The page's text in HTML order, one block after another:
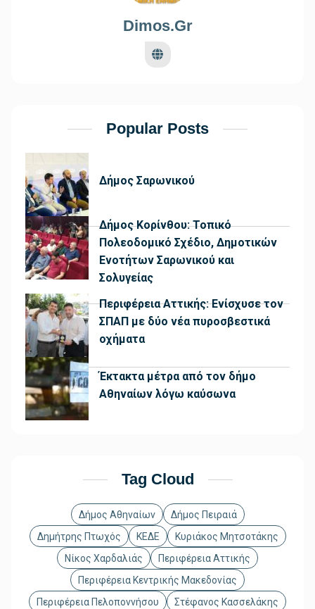
Dimos.gr
Popular Posts
Δήμος Σαρωνικού
Δήμος Κορίνθου: Τοπικό
Πολεοδομικό Σχέδιο, Δημοτικών
Ενοτήτων Σαρωνικού και
Σολυγείας
Περιφέρεια Αττικής: Ενίσχυσε τον
ΣΠΑΠ με δύο νέα πυροσβεστικά
οχήματα
Έκτακτα μέτρα από τον δήμο
Αθηναίων λόγω καύσωνα
Tag Cloud
Δήμος Αθηναίων
Δήμος Πειραιά
Δημήτρης Πτωχός
ΚΕΔΕ
Κυριάκος Μητσοτάκης
Νίκος Χαρδαλιάς
Περιφέρεια Αττικής
Περιφέρεια Κεντρικής Μακεδονίας
Περιφέρεια Πελοποννήσου
Στέφανος Κασσελάκης